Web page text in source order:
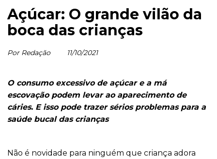
Açúcar: O grande vilão da
boca das crianças
Por Redação 11/10/2021
O consumo excessivo de açúcar e a má
escovação podem levar ao aparecimento de
cáries. E isso pode trazer sérios problemas para a
saúde bucal das crianças
Não é novidade para ninguém que criança adora